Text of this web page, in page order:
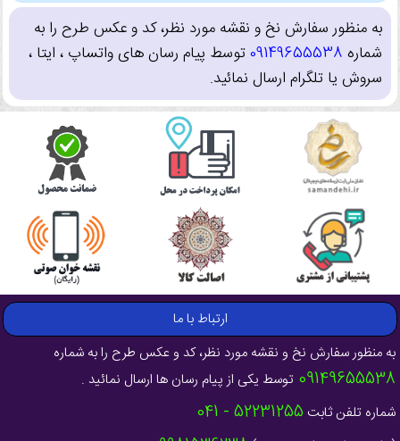
به منظور سفارش نخ و نقشه مورد نظر، کد و عکس طرح را به
شماره 09149655538توسط پیام رسان های واتساپ ، ایتا ،
سروش یا تلگرام ارسال نمائید.
ارتباط با ما
به منظور سفارش نخ و نقشه مورد نظر، کد و عکس طرح را به شماره
09149655538 توسط یکی از پیام رسان ها ارسال نمائید .
شماره تلفن ثابت 52231255 - 041